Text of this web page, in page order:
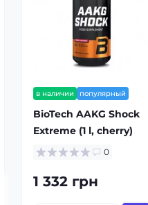
в наличии популярный
BioTech AAKG Shock
Extreme (1 l, cherry)
0
1 332 грн